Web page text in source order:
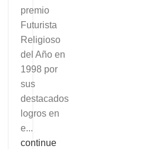
premio
Futurista
Religioso
del Año en
1998 por
sus
destacados
logros en
e...
continue